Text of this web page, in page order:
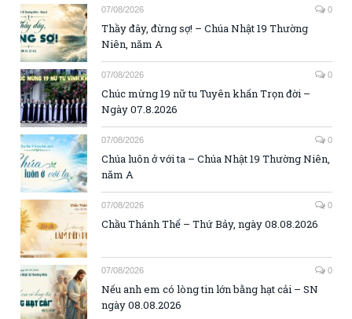
07/08/2026 0
Thầy đây, đừng sợ! – Chúa Nhật 19 Thường
Niên, năm A
07/08/2026 0
Chúc mừng 19 nữ tu Tuyên khấn Trọn đời –
Ngày 07.8.2026
07/08/2026 0
Chúa luôn ở với ta – Chúa Nhật 19 Thường Niên,
năm A
07/08/2026 0
Chầu Thánh Thể – Thứ Bảy, ngày 08.08.2026
07/08/2026 0
Nếu anh em có lòng tin lớn bằng hạt cải – SN
ngày 08.08.2026